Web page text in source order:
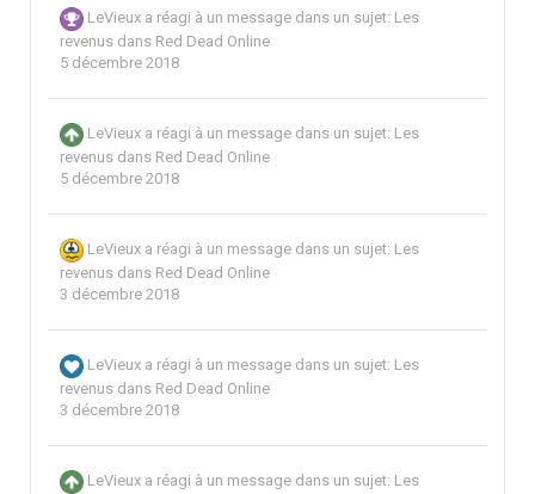
LeVieux a réagi à un message dans un sujet: Les
revenus dans Red Dead Online
5 décembre 2018
LeVieux a réagi à un message dans un sujet: Les
revenus dans Red Dead Online
5 décembre 2018
LeVieux a réagi à un message dans un sujet: Les
revenus dans Red Dead Online
3 décembre 2018
LeVieux a réagi à un message dans un sujet: Les
revenus dans Red Dead Online
3 décembre 2018
LeVieux a réagi à un message dans un sujet: Les